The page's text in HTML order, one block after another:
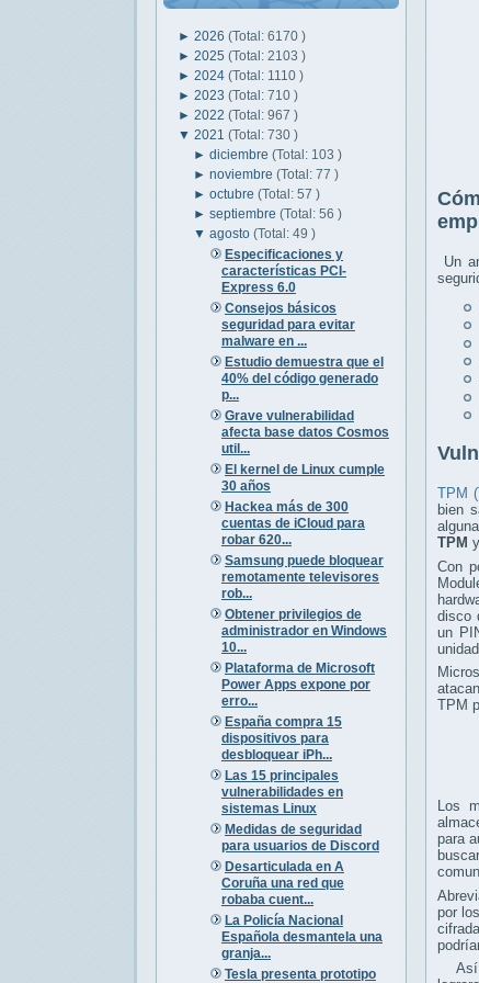
► 2026 (Total: 6170 )
► 2025 (Total: 2103 )
► 2024 (Total: 1110 )
► 2023 (Total: 710 )
► 2022 (Total: 967 )
▼ 2021 (Total: 730 )
►diciembre(Total: 103 )
►noviembre(Total: 77 )
►octubre(Total: 57 )
►septiembre(Total: 56 )
▼agosto(Total: 49 )
Especificaciones y
características PCI-
Express 6.0
Consejos básicos
seguridad para evitar
malware en ...
Estudio demuestra que el
40% del código generado
p...
Grave vulnerabilidad
afecta base datos Cosmos
util...
El kernel de Linux cumple
30 años
Hackea más de 300
cuentas de iCloud para
robar 620...
Samsung puede bloquear
remotamente televisores
rob...
Obtener privilegios de
administrador en Windows
10...
Plataforma de Microsoft
Power Apps expone por
erro...
España compra 15
dispositivos para
desbloquear iPh...
Las 15 principales
vulnerabilidades en
sistemas Linux
Medidas de seguridad
para usuarios de Discord
Desarticulada en A
Coruña una red que
robaba cuent...
La Policía Nacional
Española desmantela una
granja...
Tesla presenta prototipo
Un
TPM
bien
TPM
Con
disco
un
unidad.
TPM
Los
para
por
Así